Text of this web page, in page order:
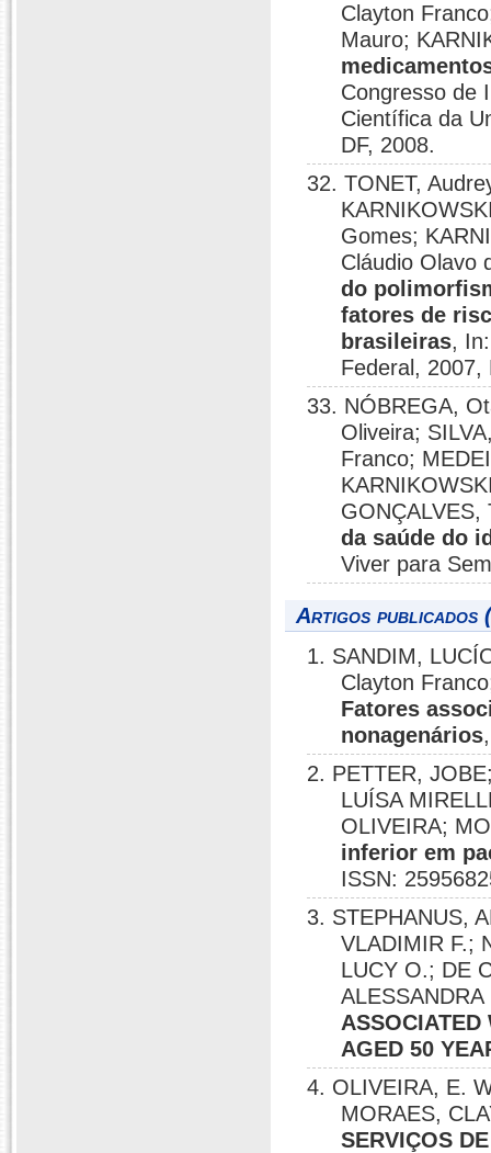
Clayton
Mauro;
Congresso de
Científica da
DF, 2008.
32. TONET,
Gomes;
Cláudio Olavo
do
fatores de
brasileiras,
Federal, 2007,
33. NÓBREGA,
Oliveira;
Franco;
da saúde do
Viver para
Artigos publicados
1. SANDIM,
Clayton
Fatores
nonagenários
2. PETTER,
LUÍSA
OLIVEIRA;
inferior em
ISSN:
3. STEPHANUS,
VLADIMIR F.;
LUCY O.; DE
AGED 50
4. OLIVEIRA, E.
MORAES,
SERVIÇOS